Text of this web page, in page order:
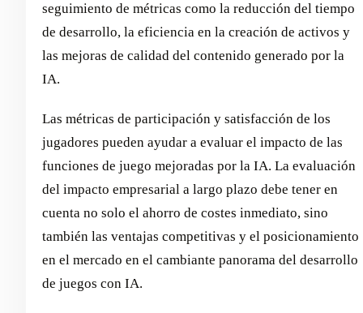
seguimiento de métricas como la reducción del tiempo
de desarrollo, la eficiencia en la creación de activos y
las mejoras de calidad del contenido generado por la
IA.
Las métricas de participación y satisfacción de los
jugadores pueden ayudar a evaluar el impacto de las
funciones de juego mejoradas por la IA. La evaluación
del impacto empresarial a largo plazo debe tener en
cuenta no solo el ahorro de costes inmediato, sino
también las ventajas competitivas y el posicionamiento
en el mercado en el cambiante panorama del desarrollo
de juegos con IA.